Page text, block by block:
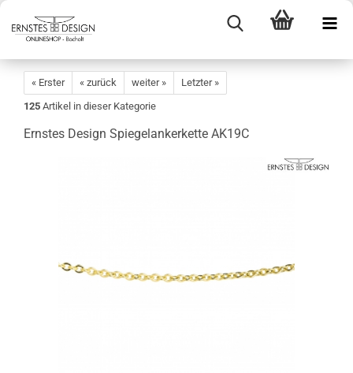
« Erster « zurück weiter »
Letzter »
125 Artikel in dieser Kategorie
Ernstes Design Spiegelankerkette AK19C